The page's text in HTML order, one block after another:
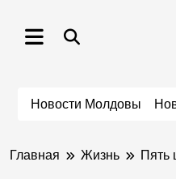
содержимому
Новости Молдовы
Главная Жизнь Пять